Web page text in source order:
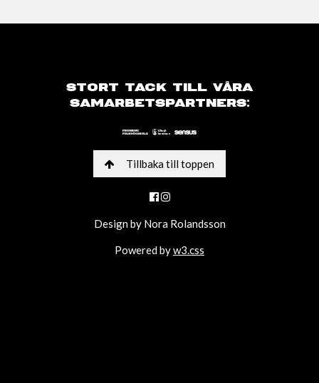
STORT TACK TILL VÅRA
SAMARBETSPARTNERS:
Tillbaka till toppen
Design by Nora Rolandsson
Powered byw3.css